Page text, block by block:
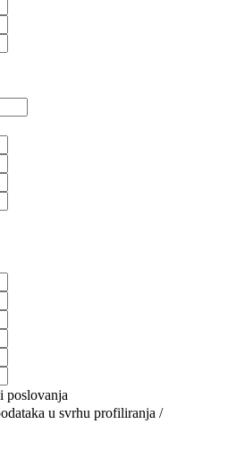
poslovanja
u svrhu profiliranja /